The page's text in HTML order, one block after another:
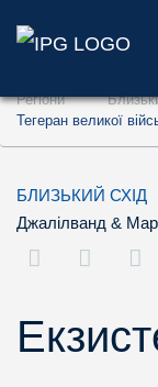
Перейти
Перейти
Регіони
Тегеран великої
БЛИЗЬКИЙ СХІД
Джалілванд &